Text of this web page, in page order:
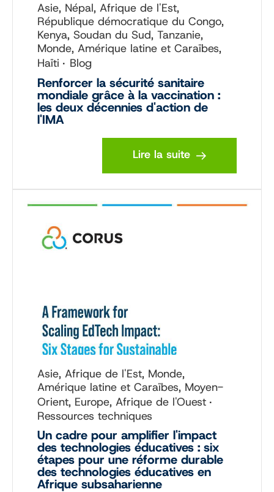
Asie, Népal, Afrique de l'Est,
République démocratique du Congo,
Kenya, Soudan du Sud, Tanzanie,
Monde, Amérique latine et Caraïbes,
Haïti
Blog
Renforcer la sécurité sanitaire
mondiale grâce à la vaccination :
les deux décennies d'action de
l'IMA
Lire la suite
Asie, Afrique de l'Est, Monde,
Amérique latine et Caraïbes, Moyen-
Orient, Europe, Afrique de l'Ouest
Ressources techniques
Un cadre pour amplifier l'impact
des technologies éducatives : six
étapes pour une réforme durable
des technologies éducatives en
Afrique subsaharienne